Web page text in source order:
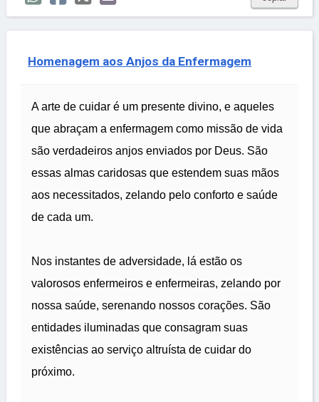
Homenagem aos Anjos da Enfermagem
A arte de cuidar é um presente divino, e aqueles
que abraçam a enfermagem como missão de vida
são verdadeiros anjos enviados por Deus. São
essas almas caridosas que estendem suas mãos
aos necessitados, zelando pelo conforto e saúde
de cada um.
Nos instantes de adversidade, lá estão os
valorosos enfermeiros e enfermeiras, zelando por
nossa saúde, serenando nossos corações. São
entidades iluminadas que consagram suas
existências ao serviço altruísta de cuidar do
próximo.